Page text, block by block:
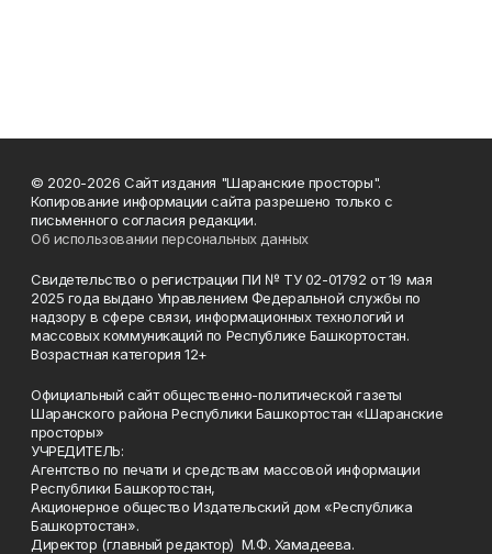
© 2020-2026 Сайт издания "Шаранские просторы".
Копирование информации сайта разрешено только с
письменного согласия редакции.
Об использовании персональных данных
Свидетельство о регистрации ПИ № ТУ 02-01792 от 19 мая
2025 года выдано Управлением Федеральной службы по
надзору в сфере связи, информационных технологий и
массовых коммуникаций по Республике Башкортостан.
Возрастная категория 12+
Официальный сайт общественно-политической газеты
Шаранского района Республики Башкортостан «Шаранские
просторы»
УЧРЕДИТЕЛЬ:
Агентство по печати и средствам массовой информации
Республики Башкортостан,
Акционерное общество Издательский дом «Республика
Башкортостан».
Директор (главный редактор) М.Ф. Хамадеева.